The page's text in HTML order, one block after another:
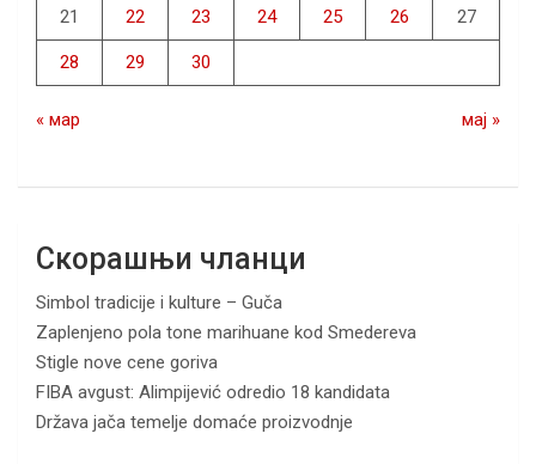
21 22 23 24 25 26 27
28 29 30
« мар мај »
Скорашњи чланци
Simbol tradicije i kulture – Guča
Zaplenjeno pola tone marihuane kod Smedereva
Stigle nove cene goriva
FIBA avgust: Alimpijević odredio 18 kandidata
Država jača temelje domaće proizvodnje